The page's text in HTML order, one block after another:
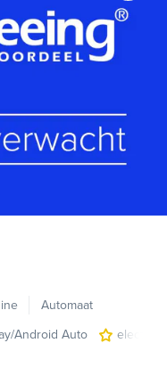
Automaat
Android Auto